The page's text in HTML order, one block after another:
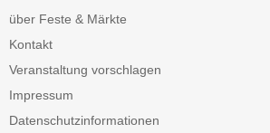
über Feste & Märkte
Kontakt
Veranstaltung vorschlagen
Impressum
Datenschutzinformationen